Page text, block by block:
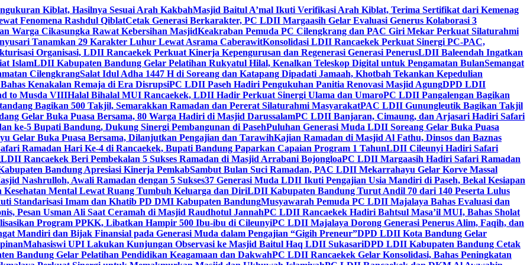
Kiblat, Hasilnya Sesuai Arah KakbahMasjid Baitul A’mal Ikuti Verifikasi Arah Kiblat, Terima Sertifikat dari Kemenag
Fenomena Rashdul QiblatCetak Generasi Berkarakter, PC LDII Margaasih Gelar Evaluasi Generus Kolaborasi 3
Warga Cikasungka Rawat Kebersihan MasjidKeakraban Pemuda PC Cilengkrang dan PAC Giri Mekar Perkuat Silaturahmi
Tanamkan 29 Karakter Luhur Lewat Asrama CaberawitKonsolidasi LDII Rancaekek Perkuat Sinergi PC-PAC,
Organisasi, LDII Rancaekek Perkuat Kinerja Kepengurusan dan Regenerasi Generasi PenerusLDII Baleendah Ingatkan
IslamLDII Kabupaten Bandung Gelar Pelatihan Rukyatul Hilal, Kenalkan Teleskop Digital untuk Pengamatan BulanSemangat
CilengkrangSalat Idul Adha 1447 H di Soreang dan Katapang Dipadati Jamaah, Khotbah Tekankan Kepedulian
Kenakalan Remaja di Era DisrupsiPC LDII Paseh Hadiri Pengukuhan Panitia Renovasi Masjid AgungDPD LDII
to Musda VIIIHalal Bihalal MUI Rancaekek, LDII Hadir Perkuat Sinergi Ulama dan UmaroPC LDII Pangalengan Bagikan
Bagikan 500 Takjil, Semarakkan Ramadan dan Pererat Silaturahmi MasyarakatPAC LDII Gunungleutik Bagikan Takjil
Gelar Buka Puasa Bersama, 80 Warga Hadiri di Masjid DarussalamPC LDII Banjaran, Cimaung, dan Arjasari Hadiri Safari
ke-5 Bupati Bandung, Dukung Sinergi Pembangunan di PasehPuluhan Generasi Muda LDII Soreang Gelar Buka Puasa
Gelar Buka Puasa Bersama, Dilanjutkan Pengajian dan TarawihKajian Ramadan di Masjid Al Fathu, Dinsos dan Baznas
Ramadan Hari Ke-4 di Rancaekek, Bupati Bandung Paparkan Capaian Program 1 TahunLDII Cileunyi Hadiri Safari
LDII Rancaekek Beri Pembekalan 5 Sukses Ramadan di Masjid Arrabani BojongloaPC LDII Margaasih Hadiri Safari Ramadan
Bandung Apresiasi Kinerja PemkabSambut Bulan Suci Ramadan, PAC LDII Mekarrahayu Gelar Korve Massal
Nashrulloh, Awali Ramadan dengan 5 Sukses37 Generasi Muda LDII Ikuti Pengajian Usia Mandiri di Paseh, Bekal Kesiapan
Mental Lewat Ruang Tumbuh Keluarga dan DiriLDII Kabupaten Bandung Turut Andil 70 dari 140 Peserta Lulus
Standarisasi Imam dan Khatib PD DMI Kabupaten BandungMusyawarah Pemuda PC LDII Majalaya Bahas Evaluasi dan
Pesan Usman Ali Saat Ceramah di Masjid Raudhotul JannahPC LDII Rancaekek Hadiri Bahtsul Masa’il MUI, Bahas Sholat
Program PPKK, Libatkan Hampir 500 Ibu-ibu di CileunyiPC LDII Majalaya Dorong Generasi Penerus Alim, Faqih, dan
Mandiri dan Bijak Finansial pada Generasi Muda dalam Pengajian “Gigih Preneur”DPD LDII Kota Bandung Gelar
Mahasiswi UPI Lakukan Kunjungan Observasi ke Masjid Baitul Haq LDII SukasariDPD LDII Kabupaten Bandung Cetak
Bandung Gelar Pelatihan Pendidikan Keagamaan dan DakwahPC LDII Rancaekek Gelar Konsolidasi, Bahas Peningkatan